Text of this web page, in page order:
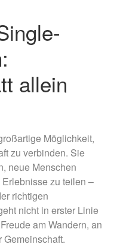
allein
Möglichkeit,
zu verbinden. Sie
neue Menschen
zu teilen –
richtigen
nicht in erster Linie
am Wandern, an